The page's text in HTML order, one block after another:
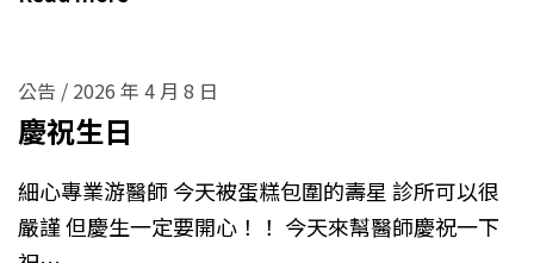
公告 / 2026 年 4 月 8 日
慶祝生日
細心專業游醫師 今天被蛋糕包圍的壽星 診所可以很
嚴謹 但慶生一定要開心！！ 今天來幫醫師慶祝一下